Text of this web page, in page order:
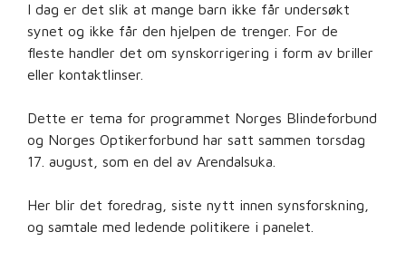
I dag er det slik at mange barn ikke får undersøkt
synet og ikke får den hjelpen de trenger. For de
fleste handler det om synskorrigering i form av briller
eller kontaktlinser.
Dette er tema for programmet Norges Blindeforbund
og Norges Optikerforbund har satt sammen torsdag
17. august, som en del av Arendalsuka.
Her blir det foredrag, siste nytt innen synsforskning,
og samtale med ledende politikere i panelet.